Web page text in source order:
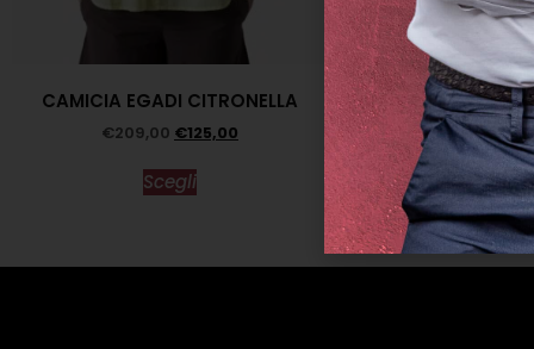
CAMICIA EGADI CITRONELLA
€209,00 €125,00
Scegli
MAGLIA
€